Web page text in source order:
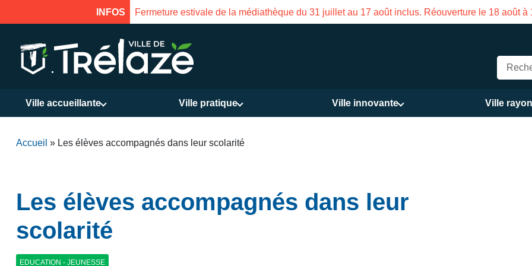
INFOS Fermeture estivale de la Maison des Services publics Vasco de Gama du 3
Ville accueillante Ville pratique Ville innovante Ville
Accueil » Les élèves accompagnés dans leur scolarité
Les élèves accompagnés dans leur
scolarité
EDUCATION - JEUNESSE